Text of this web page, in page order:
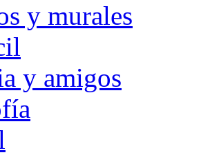
y murales
y amigos